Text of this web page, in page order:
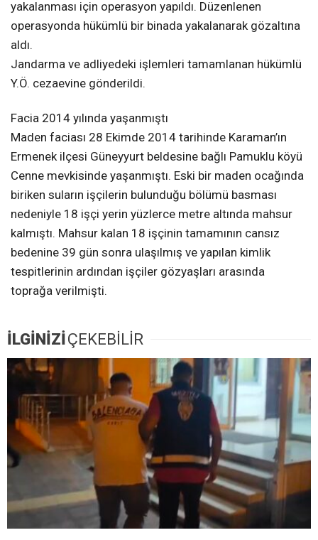
yakalanması için operasyon yapıldı. Düzenlenen
operasyonda hükümlü bir binada yakalanarak gözaltına
aldı.
Jandarma ve adliyedeki işlemleri tamamlanan hükümlü
Y.Ö. cezaevine gönderildi.
Facia 2014 yılında yaşanmıştı
Maden faciası 28 Ekimde 2014 tarihinde Karaman’ın
Ermenek ilçesi Güneyyurt beldesine bağlı Pamuklu köyü
Cenne mevkisinde yaşanmıştı. Eski bir maden ocağında
biriken suların işçilerin bulunduğu bölümü basması
nedeniyle 18 işçi yerin yüzlerce metre altında mahsur
kalmıştı. Mahsur kalan 18 işçinin tamamının cansız
bedenine 39 gün sonra ulaşılmış ve yapılan kimlik
tespitlerinin ardından işçiler gözyaşları arasında
toprağa verilmişti.
İLGİNİZİÇEKEBİLİR